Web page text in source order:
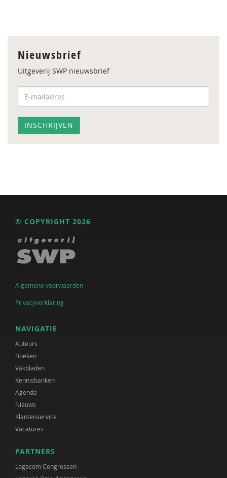
Nieuwsbrief
Uitgeverij SWP nieuwsbrief
© COPYRIGHT 2026
Algemene voorwaarden
Privacyverklaring
NAVIGATIE
Auteurs
Boeken
Vakbladen
Kennisbanken
Agenda
Nieuws
Klantenservice
Vacatures
PARTNERS
Logacom Congressen